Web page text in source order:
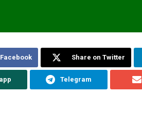
Share on Twitter
Telegram